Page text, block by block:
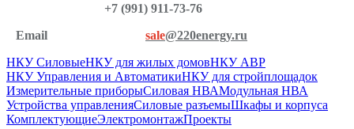
+7 (991) 911-73-76
Email
sale@220energy.ru
НКУ СиловыеНКУ для жилых домовНКУ АВР
НКУ Управления и АвтоматикиНКУ для стройплощадок
Измерительные приборыСиловая НВАМодульная НВА
Устройства управленияСиловые разъемыШкафы и корпуса
КомплектующиеЭлектромонтажПроекты